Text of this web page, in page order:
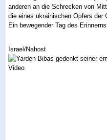
anderen an die Schrecken von
die eines ukrainischen Opfers der
Ein bewegender Tag des
Israel/Nahost